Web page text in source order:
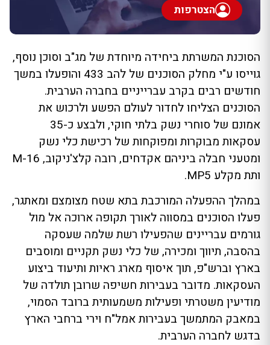
הצטרפות
הסוכנת המשרתת ביחידה מיוחדת של מג"ב וסוכן נוסף,
גוייסו ע"י מחלק הסוכנים של להב 433 והופעלו במשך
חודשים רבים בקרב עברייניים בחברה הערבית.
הסוכנים הצליחו לחדור לעולם הפשע ולרכוש את
אמונם של סוחרי נשק בלתי חוקי, ולבצע כ-35
עסקאות מבוקרות ומפוקחות של רכישת כלי נשק
ומטעני חבלה ביניהם אקדחים, רובה קלצ'ניקוב, M-16
ותת מקלע MP5.
במהלך ההפעלה המורכבת בתא שטח מצומצם ומאתגר,
פעלו הסוכנים במסווה לאורך תקופה ארוכה אל מול
גורמים עבריינים שהפעילו רשת שלמה שעסקה
בהסבה, תיווך ומכירה, של כלי נשק תקניים ומוסבים
בארץ וברש"פ, תוך איסוף מארג ראיות ותיעוד ביצוע
העסקאות. מדובר בעבירות חשיפה שרובן תולדה של
מודיעין משטרתי ופעילות משמעותית ברובד הסמוי,
במאבק המתמשך בעבירות אמל"ח וירי ברחבי הארץ
בדגש לחברה הערבית.